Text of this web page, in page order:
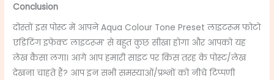
Conclusion
दोस्तों इस पोस्ट में आपने Aqua Colour Tone Presetलाइटरूम फोटो
एडिटिंग इफेक्ट लाइटरूम’ से बहुत कुछ सीखा होगा और आपको यह
लेख कैसा लगा। आगे आप हमारी साइट पर किस तरह के पोस्ट/लेख
देखना चाहते हैं? आप इन सभी समस्याओं/प्रश्नों को नीचे टिप्पणी